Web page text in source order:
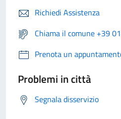
Richiedi Assistenza
Chiama il comune +39
Prenota un
Problemi in città
Segnala disservizio